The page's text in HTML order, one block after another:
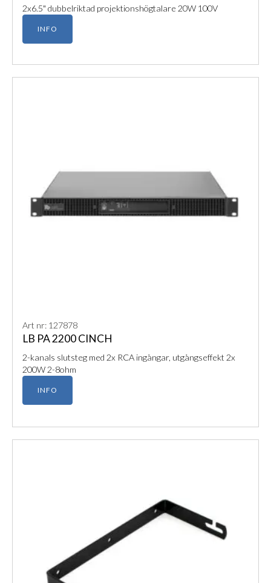
2x6.5" dubbelriktad projektionshögtalare 20W 100V
INFO
Art nr: 127878
LB PA 2200 CINCH
2-kanals slutsteg med 2x RCA ingångar, utgångseffekt 2x
200W 2-8ohm
INFO